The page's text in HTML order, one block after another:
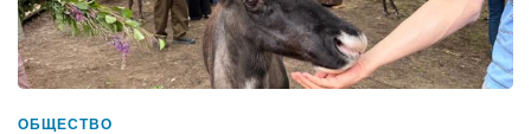
ОБЩЕСТВО